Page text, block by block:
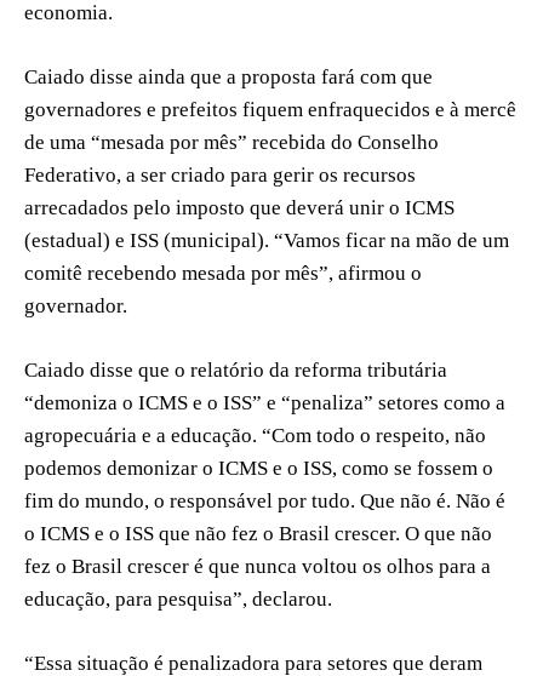
economia.
Caiado disse ainda que a proposta fará com que
governadores e prefeitos fiquem enfraquecidos e à mercê
de uma “mesada por mês” recebida do Conselho
Federativo, a ser criado para gerir os recursos
arrecadados pelo imposto que deverá unir o ICMS
(estadual) e ISS (municipal). “Vamos ficar na mão de um
comitê recebendo mesada por mês”, afirmou o
governador.
Caiado disse que o relatório da reforma tributária
“demoniza o ICMS e o ISS” e “penaliza” setores como a
agropecuária e a educação. “Com todo o respeito, não
podemos demonizar o ICMS e o ISS, como se fossem o
fim do mundo, o responsável por tudo. Que não é. Não é
o ICMS e o ISS que não fez o Brasil crescer. O que não
fez o Brasil crescer é que nunca voltou os olhos para a
educação, para pesquisa”, declarou.
“Essa situação é penalizadora para setores que deram